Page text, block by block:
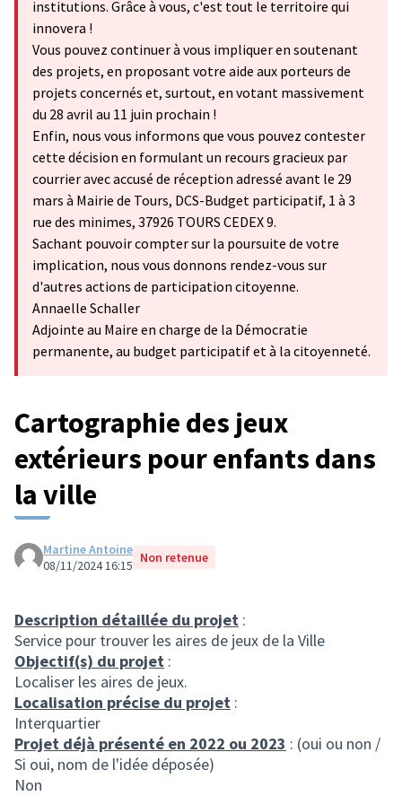
institutions. Grâce à vous, c'est tout le territoire qui
innovera !
Vous pouvez continuer à vous impliquer en soutenant
des projets, en proposant votre aide aux porteurs de
projets concernés et, surtout, en votant massivement
du 28 avril au 11 juin prochain !
Enfin, nous vous informons que vous pouvez contester
cette décision en formulant un recours gracieux par
courrier avec accusé de réception adressé avant le 29
mars à Mairie de Tours, DCS-Budget participatif, 1 à 3
rue des minimes, 37926 TOURS CEDEX 9.
Sachant pouvoir compter sur la poursuite de votre
implication, nous vous donnons rendez-vous sur
d'autres actions de participation citoyenne.
Annaelle Schaller
Adjointe au Maire en charge de la Démocratie
permanente, au budget participatif et à la citoyenneté.
Cartographie des jeux
extérieurs pour enfants dans
la ville
Martine Antoine
08/11/2024 16:15 Non retenue
Description détaillée du projet :
Service pour trouver les aires de jeux de la Ville
Objectif(s) du projet :
Localiser les aires de jeux.
Localisation précise du projet :
Interquartier
Projet déjà présenté en 2022 ou 2023 : (oui ou non /
Si oui, nom de l'idée déposée)
Non